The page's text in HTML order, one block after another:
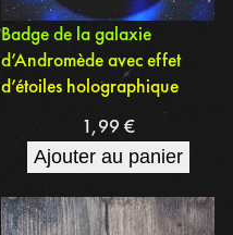
Badge de la galaxie
d’Andromède avec effet
d’étoiles holographique
1,99 €
Ajouter au panier